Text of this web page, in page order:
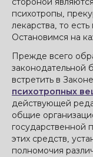
стороной
психотропы,
лекарства, то
Остановимся на
Прежде всего
законодательной
встретить в Законе
психотропных
действующей
общие
государственной
этих средств,
полномочия